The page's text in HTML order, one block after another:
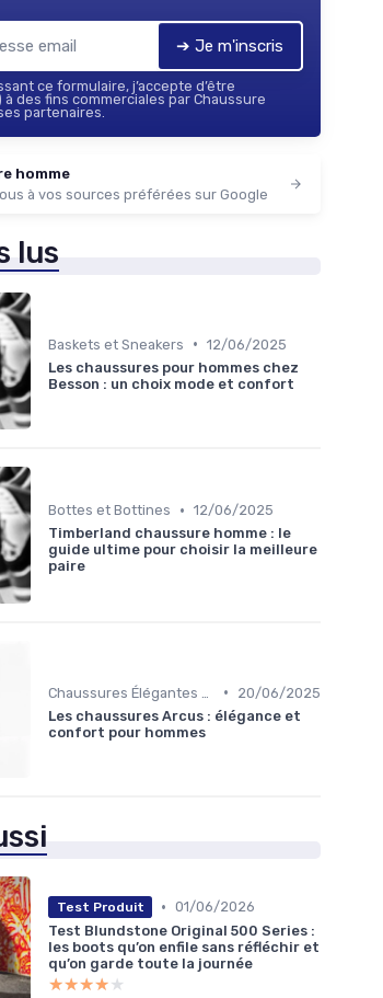
➔ Je m'inscris
ce formulaire, j’accepte d’être
des fins commerciales par Chaussure
partenaires.
homme
à vos sources préférées sur Google
lus
Baskets et Sneakers • 12/06/2025
Les chaussures pour hommes chez
Besson : un choix mode et confort
Bottes et Bottines • 12/06/2025
Timberland chaussure homme : le
guide ultime pour choisir la meilleure
paire
•
20/06/2025
Les chaussures Arcus : élégance et
confort pour hommes
Test Produit • 01/06/2026
Test Blundstone Original 500 Series :
les boots qu’on enfile sans réfléchir et
qu’on garde toute la journée
★★★★★
★★★★★